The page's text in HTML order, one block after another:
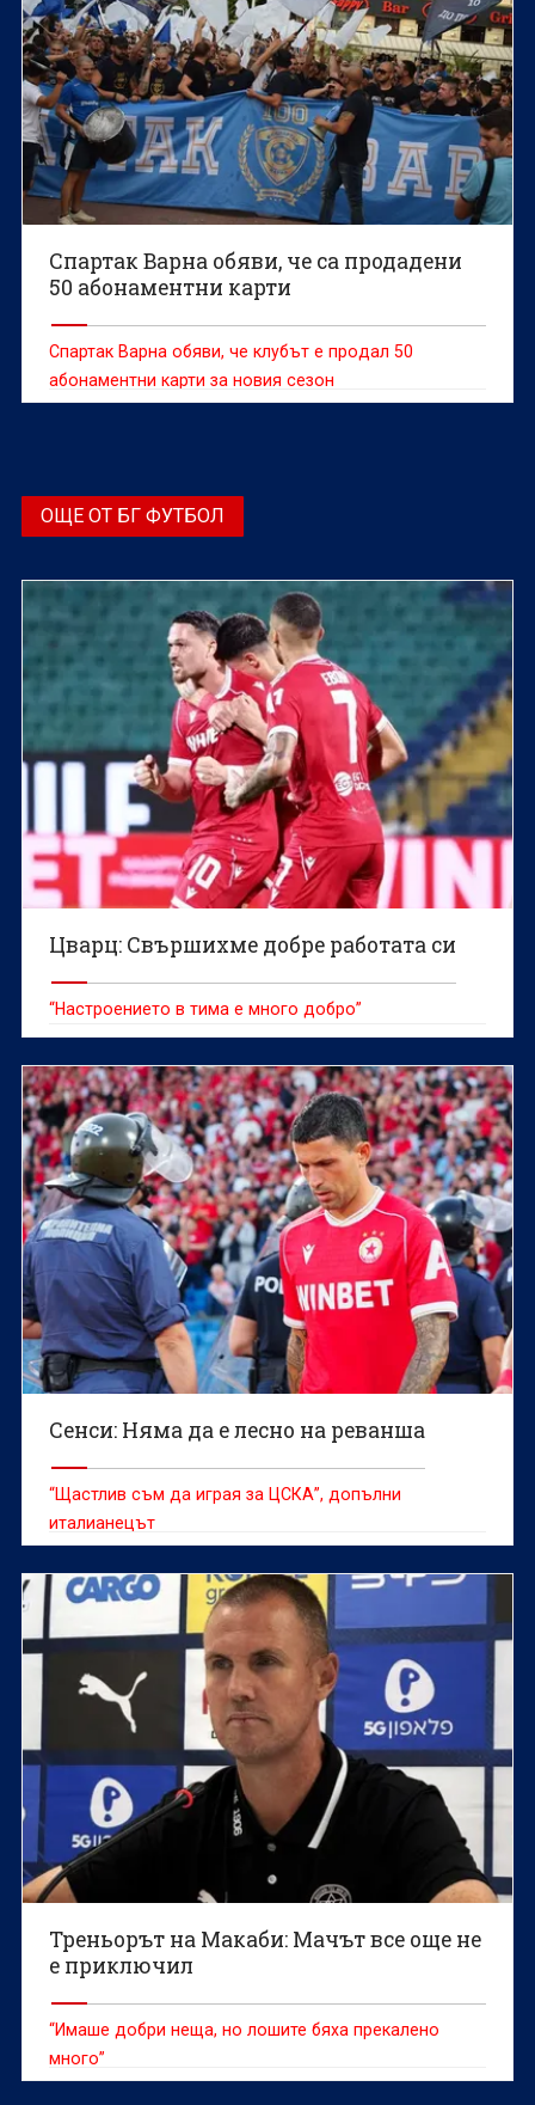
Спартак Варна обяви, че са продадени
50 абонаментни карти
Спартак Варна обяви, че клубът е продал 50
абонаментни карти за новия сезон
ОЩЕ ОТ БГ ФУТБОЛ
Цварц: Свършихме добре работата си
“Настроението в тима е много добро”
Сенси: Няма да е лесно на реванша
“Щастлив съм да играя за ЦСКА”, допълни
италианецът
Треньорът на Макаби: Мачът все още не
е приключил
“Имаше добри неща, но лошите бяха прекалено
много”